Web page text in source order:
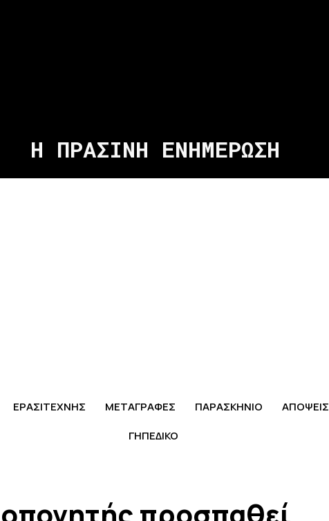
Η ΠΡΑΣΙΝΗ ΕΝΗΜΕΡΩΣΗ
ΕΡΑΣΙΤΕΧΝΗΣ ΜΕΤΑΓΡΑΦΕΣ ΠΑΡΑΣΚΗΝΙΟ ΑΠΟΨΕΙΣ
ΓΗΠΕΔΙΚΟ